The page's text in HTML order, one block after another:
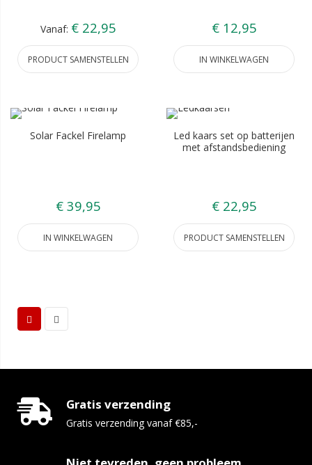
Vanaf: € 22,95
PRODUCT SAMENSTELLEN
€ 12,95
IN WINKELWAGEN
Solar Fackel Firelamp
€ 39,95
IN WINKELWAGEN
Led kaars set op batterijen
met afstandsbediening
€ 22,95
PRODUCT SAMENSTELLEN
Gratis verzending
Gratis verzending vanaf €85,-